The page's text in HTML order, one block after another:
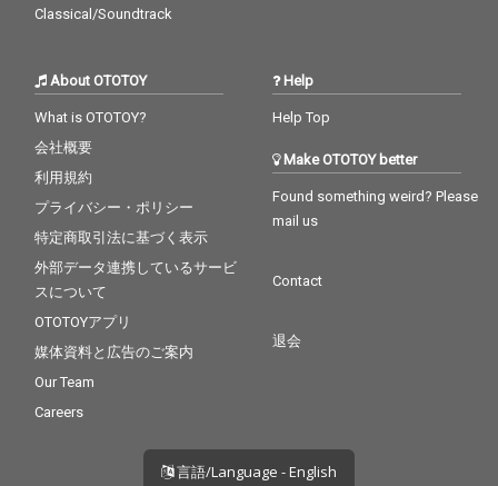
Classical/Soundtrack
About OTOTOY
What is OTOTOY?
会社概要
利用規約
プライバシー・ポリシー
特定商取引法に基づく表示
外部データ連携しているサービ
スについて
OTOTOYアプリ
媒体資料と広告のご案内
Our Team
Careers
Help
Help Top
Make OTOTOY better
Found something weird? Please
mail us
Contact
退会
言語/Language - English